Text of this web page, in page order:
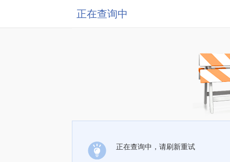
正在查询中
正在查询中，请刷新重试